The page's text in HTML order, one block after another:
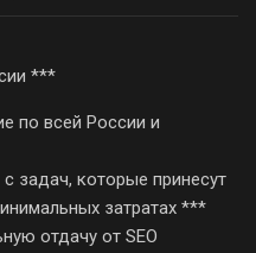
***
по всей России и
задач, которые принесут
затратах ***
отдачу от SEO